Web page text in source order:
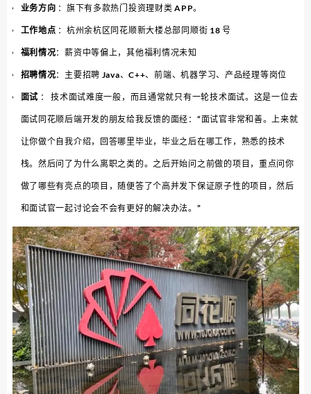
业务方向 ：旗下有多款热门投资理财类 APP。
工作地点 ：杭州余杭区同花顺新大楼总部同顺街 18 号
福利情况：薪资中等偏上，其他福利情况未知
招聘情况：主要招聘 Java、C++、前端、机器学习、产品经理等岗位
面试 ： 技术面试难度一般，而且通常就只有一轮技术面试。这是一位去
面试同花顺后端开发的朋友给我反馈的面经：“面试官非常和善。上来就
让你做个自我介绍，回答哪里毕业，毕业之后在哪工作，熟悉的技术
栈。然后问了为什么离职之类的。之后开始问之前做的项目，重点问你
做了哪些有亮点的项目，随便答了个高并发下保证原子性的项目，然后
和面试官一起讨论会不会有更好的解决办法。”